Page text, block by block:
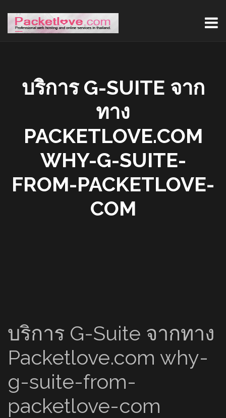
บริการ G-SUITE จาก
ทาง
PACKETLOVE.COM
WHY-G-SUITE-
FROM-PACKETLOVE-
COM
บริการ G-Suite จากทาง
Packetlove.com why-
g-suite-from-
packetlove-com